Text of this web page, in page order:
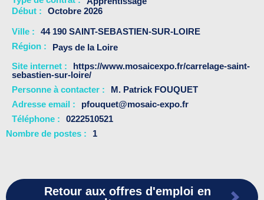
Début
Octobre 2026
Ville
44 190 SAINT-SEBASTIEN-SUR-LOIRE
Région :
Pays de la Loire
Site internet
https://www.mosaicexpo.fr/carrelage-saint-
sebastien-sur-loire/
Personne à contacter
M. Patrick FOUQUET
Adresse email
pfouquet@mosaic-expo.fr
Téléphone
0222510521
Nombre de postes
1
Retour aux offres d'emploi en